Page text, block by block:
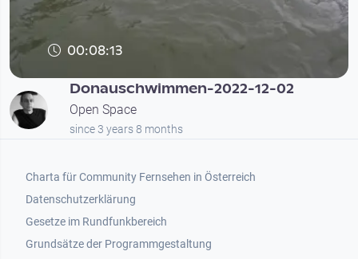
00:08:13
Donauschwimmen-2022-12-02
Open Space
since 3 years 8 months
Footer 1
Charta für Community Fernsehen in Österreich
Datenschutzerklärung
Gesetze im Rundfunkbereich
Grundsätze der Programmgestaltung